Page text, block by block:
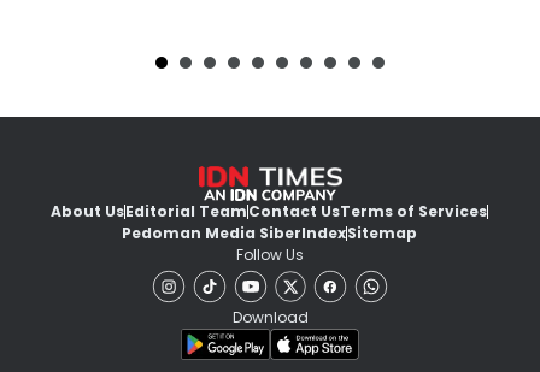
About UsEditorial TeamContact UsTerms of Services
Pedoman Media SiberIndexSitemap
Follow Us
Download